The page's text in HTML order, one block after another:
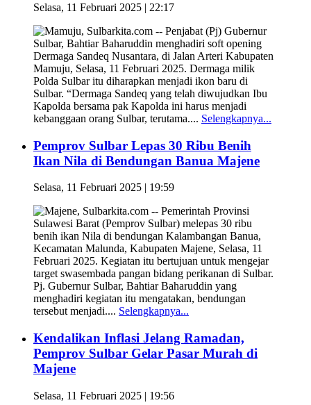
Selasa, 11 Februari 2025 | 22:17
Mamuju, Sulbarkita.com -- Penjabat (Pj) Gubernur
Sulbar, Bahtiar Baharuddin menghadiri soft opening
Dermaga Sandeq Nusantara, di Jalan Arteri Kabupaten
Mamuju, Selasa, 11 Februari 2025. Dermaga milik
Polda Sulbar itu diharapkan menjadi ikon baru di
Sulbar. “Dermaga Sandeq yang telah diwujudkan Ibu
Kapolda bersama pak Kapolda ini harus menjadi
kebanggaan orang Sulbar, terutama.... Selengkapnya...
Pemprov Sulbar Lepas 30 Ribu Benih
Ikan Nila di Bendungan Banua Majene
Selasa, 11 Februari 2025 | 19:59
Majene, Sulbarkita.com -- Pemerintah Provinsi
Sulawesi Barat (Pemprov Sulbar) melepas 30 ribu
benih ikan Nila di bendungan Kalambangan Banua,
Kecamatan Malunda, Kabupaten Majene, Selasa, 11
Februari 2025. Kegiatan itu bertujuan untuk mengejar
target swasembada pangan bidang perikanan di Sulbar.
Pj. Gubernur Sulbar, Bahtiar Baharuddin yang
menghadiri kegiatan itu mengatakan, bendungan
tersebut menjadi.... Selengkapnya...
Kendalikan Inflasi Jelang Ramadan,
Pemprov Sulbar Gelar Pasar Murah di
Majene
Selasa, 11 Februari 2025 | 19:56